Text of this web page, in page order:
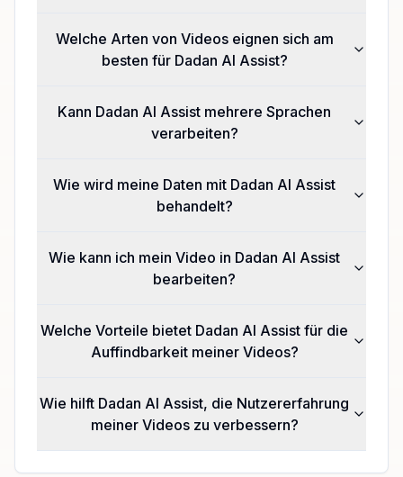
Welche Arten von Videos eignen sich am
besten für Dadan AI Assist?
Kann Dadan AI Assist mehrere Sprachen
verarbeiten?
Wie wird meine Daten mit Dadan AI Assist
behandelt?
Wie kann ich mein Video in Dadan AI Assist
bearbeiten?
Welche Vorteile bietet Dadan AI Assist für die
Auffindbarkeit meiner Videos?
Wie hilft Dadan AI Assist, die Nutzererfahrung
meiner Videos zu verbessern?